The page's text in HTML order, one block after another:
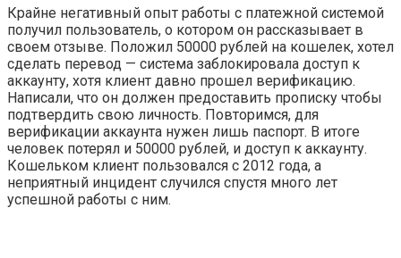
Крайне негативный опыт работы с платежной системой
получил пользователь, о котором он рассказывает в
своем отзыве. Положил 50000 рублей на кошелек, хотел
сделать перевод — система заблокировала доступ к
аккаунту, хотя клиент давно прошел верификацию.
Написали, что он должен предоставить прописку чтобы
подтвердить свою личность. Повторимся, для
верификации аккаунта нужен лишь паспорт. В итоге
человек потерял и 50000 рублей, и доступ к аккаунту.
Кошельком клиент пользовался с 2012 года, а
неприятный инцидент случился спустя много лет
успешной работы с ним.